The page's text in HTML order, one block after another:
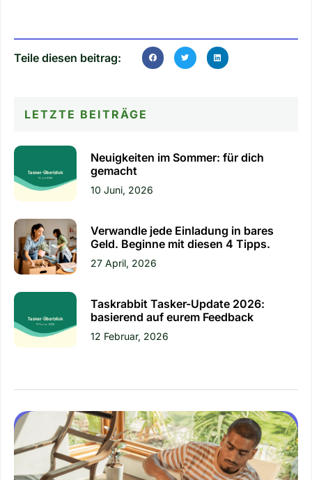
Teile diesen beitrag:
LETZTE BEITRÄGE
Neuigkeiten im Sommer: für dich
gemacht
10 Juni, 2026
Verwandle jede Einladung in bares
Geld. Beginne mit diesen 4 Tipps.
27 April, 2026
Taskrabbit Tasker-Update 2026:
basierend auf eurem Feedback
12 Februar, 2026